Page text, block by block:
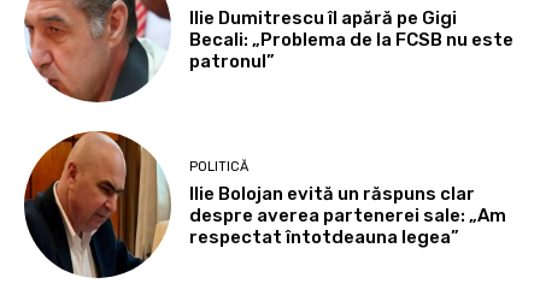
Ilie Dumitrescu îl apără pe Gigi
Becali: „Problema de la FCSB nu este
patronul”
POLITICĂ
Ilie Bolojan evită un răspuns clar
despre averea partenerei sale: „Am
respectat întotdeauna legea”